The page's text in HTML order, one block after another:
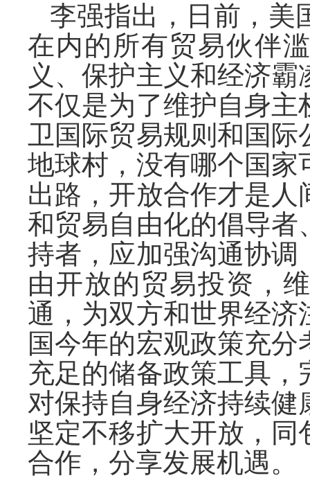
李强指出，日前，美
在内的所有贸易伙伴
义、保护主义和经济
不仅是为了维护自身
卫国际贸易规则和国
地球村，没有哪个国
出路，开放合作才是
和贸易自由化的倡导
持者，应加强沟通协
由开放的贸易投资，
通，为双方和世界经
国今年的宏观政策充
充足的储备政策工具
对保持自身经济持续
坚定不移扩大开放，
合作，分享发展机遇。